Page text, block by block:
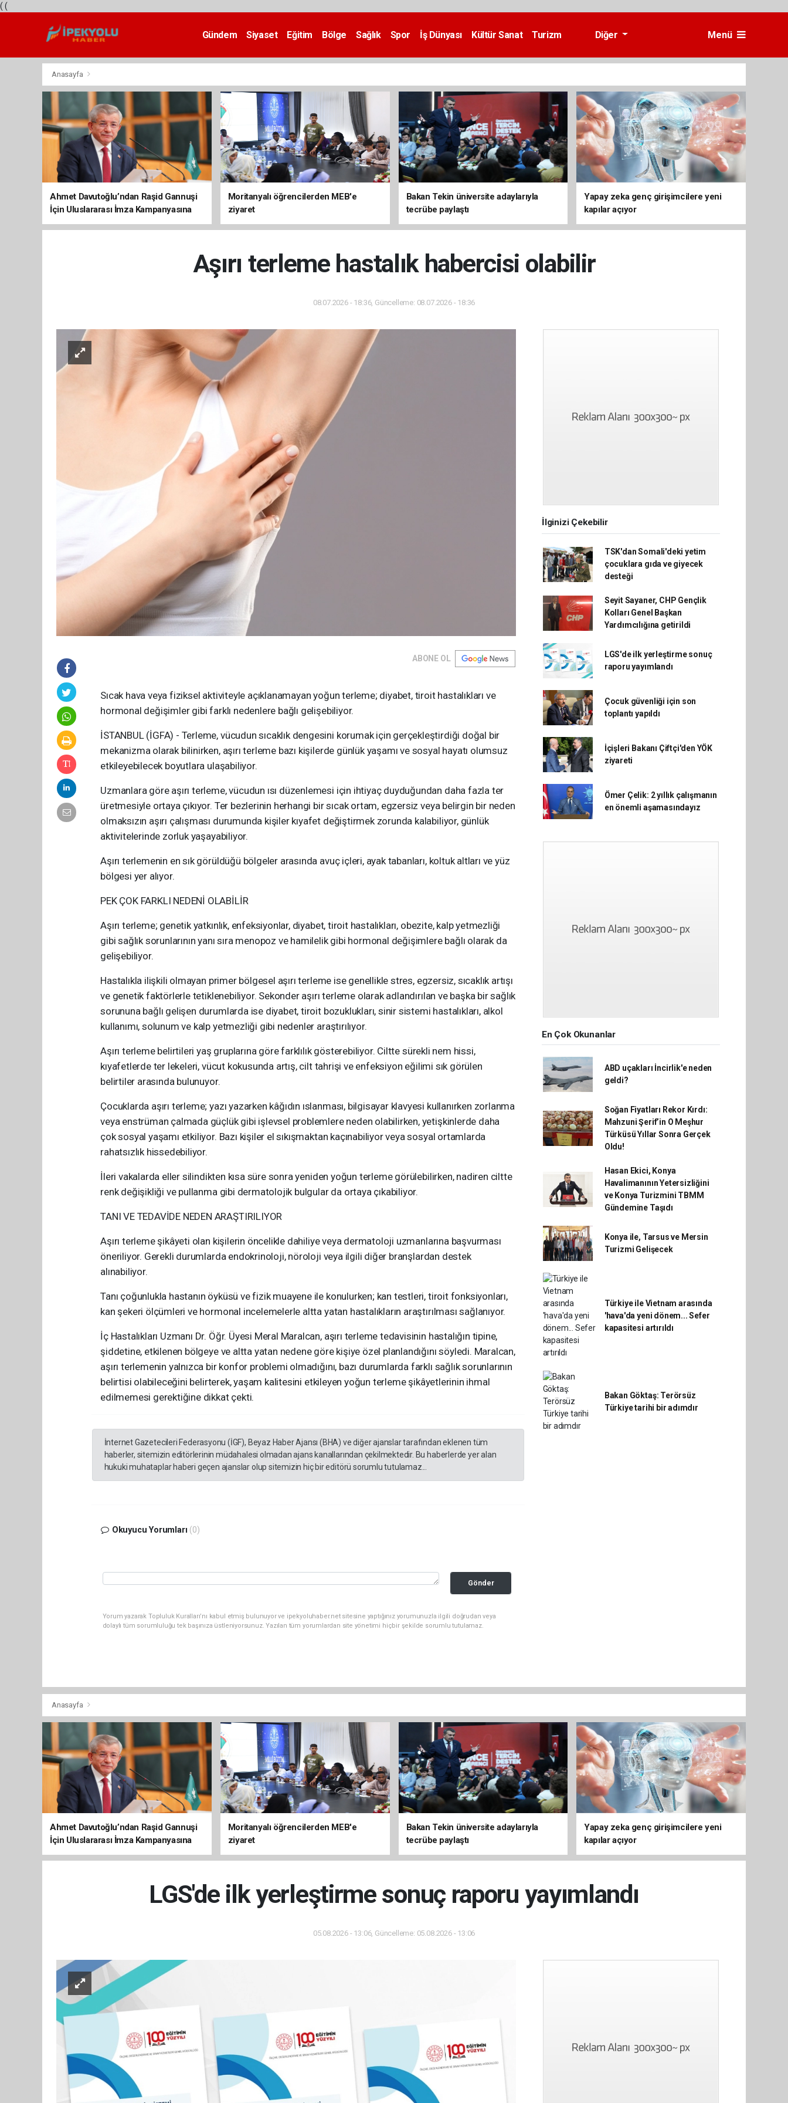
( (
Gündem Siyaset Eğitim Bölge Sağlık Spor İş Dünyası Kültür Sanat
Turizm
Diğer Menü
Anasayfa
Ahmet Davutoğlu’ndan Raşid Gannuşi
İçin Uluslararası İmza Kampanyasına
Destek
Moritanyalı öğrencilerden MEB'e
ziyaret
Bakan Tekin üniversite adaylarıyla
tecrübe paylaştı
Yapay zeka genç girişimcilere yeni
kapılar açıyor
Aşırı terleme hastalık habercisi olabilir
08.07.2026 - 18:36, Güncelleme: 08.07.2026 - 18:36
ABONE OL
Sıcak hava veya fiziksel aktiviteyle açıklanamayan yoğun terleme; diyabet, tiroit hastalıkları ve
hormonal değişimler gibi farklı nedenlere bağlı gelişebiliyor.
İSTANBUL (İGFA) - Terleme, vücudun sıcaklık dengesini korumak için gerçekleştirdiği doğal bir
mekanizma olarak bilinirken, aşırı terleme bazı kişilerde günlük yaşamı ve sosyal hayatı olumsuz
etkileyebilecek boyutlara ulaşabiliyor.
Uzmanlara göre aşırı terleme, vücudun ısı düzenlemesi için ihtiyaç duyduğundan daha fazla ter
üretmesiyle ortaya çıkıyor. Ter bezlerinin herhangi bir sıcak ortam, egzersiz veya belirgin bir neden
olmaksızın aşırı çalışması durumunda kişiler kıyafet değiştirmek zorunda kalabiliyor, günlük
aktivitelerinde zorluk yaşayabiliyor.
Aşırı terlemenin en sık görüldüğü bölgeler arasında avuç içleri, ayak tabanları, koltuk altları ve yüz
bölgesi yer alıyor.
PEK ÇOK FARKLI NEDENİ OLABİLİR
Aşırı terleme; genetik yatkınlık, enfeksiyonlar, diyabet, tiroit hastalıkları, obezite, kalp yetmezliği
gibi sağlık sorunlarının yanı sıra menopoz ve hamilelik gibi hormonal değişimlere bağlı olarak da
gelişebiliyor.
Hastalıkla ilişkili olmayan primer bölgesel aşırı terleme ise genellikle stres, egzersiz, sıcaklık artışı
ve genetik faktörlerle tetiklenebiliyor. Sekonder aşırı terleme olarak adlandırılan ve başka bir sağlık
sorununa bağlı gelişen durumlarda ise diyabet, tiroit bozuklukları, sinir sistemi hastalıkları, alkol
kullanımı, solunum ve kalp yetmezliği gibi nedenler araştırılıyor.
Aşırı terleme belirtileri yaş gruplarına göre farklılık gösterebiliyor. Ciltte sürekli nem hissi,
kıyafetlerde ter lekeleri, vücut kokusunda artış, cilt tahrişi ve enfeksiyon eğilimi sık görülen
belirtiler arasında bulunuyor.
Çocuklarda aşırı terleme; yazı yazarken kâğıdın ıslanması, bilgisayar klavyesi kullanırken zorlanma
veya enstrüman çalmada güçlük gibi işlevsel problemlere neden olabilirken, yetişkinlerde daha
çok sosyal yaşamı etkiliyor. Bazı kişiler el sıkışmaktan kaçınabiliyor veya sosyal ortamlarda
rahatsızlık hissedebiliyor.
İleri vakalarda eller silindikten kısa süre sonra yeniden yoğun terleme görülebilirken, nadiren ciltte
renk değişikliği ve pullanma gibi dermatolojik bulgular da ortaya çıkabiliyor.
TANI VE TEDAVİDE NEDEN ARAŞTIRILIYOR
Aşırı terleme şikâyeti olan kişilerin öncelikle dahiliye veya dermatoloji uzmanlarına başvurması
öneriliyor. Gerekli durumlarda endokrinoloji, nöroloji veya ilgili diğer branşlardan destek
alınabiliyor.
Tanı çoğunlukla hastanın öyküsü ve fizik muayene ile konulurken; kan testleri, tiroit fonksiyonları,
kan şekeri ölçümleri ve hormonal incelemelerle altta yatan hastalıkların araştırılması sağlanıyor.
İç Hastalıkları Uzmanı Dr. Öğr. Üyesi Meral Maralcan, aşırı terleme tedavisinin hastalığın tipine,
şiddetine, etkilenen bölgeye ve altta yatan nedene göre kişiye özel planlandığını söyledi. Maralcan,
aşırı terlemenin yalnızca bir konfor problemi olmadığını, bazı durumlarda farklı sağlık sorunlarının
belirtisi olabileceğini belirterek, yaşam kalitesini etkileyen yoğun terleme şikâyetlerinin ihmal
edilmemesi gerektiğine dikkat çekti.
İnternet Gazetecileri Federasyonu (İGF), Beyaz Haber Ajansı (BHA) ve diğer ajanslar tarafından eklenen tüm
haberler, sitemizin editörlerinin müdahalesi olmadan ajans kanallarından çekilmektedir. Bu haberlerde yer alan
hukuki muhataplar haberi geçen ajanslar olup sitemizin hiç bir editörü sorumlu tutulamaz...
Okuyucu Yorumları (0)
Gönder
Yorum yazarak Topluluk Kuralları’nı kabul etmiş bulunuyor ve ipekyoluhaber.net sitesine yaptığınız yorumunuzla ilgili doğrudan veya
dolaylı tüm sorumluluğu tek başınıza üstleniyorsunuz. Yazılan tüm yorumlardan site yönetimi hiçbir şekilde sorumlu tutulamaz.
İlginizi Çekebilir
TSK'dan Somali'deki yetim
çocuklara gıda ve giyecek
desteği
Seyit Sayaner, CHP Gençlik
Kolları Genel Başkan
Yardımcılığına getirildi
LGS'de ilk yerleştirme sonuç
raporu yayımlandı
Çocuk güvenliği için son
toplantı yapıldı
İçişleri Bakanı Çiftçi'den YÖK
ziyareti
Ömer Çelik: 2 yıllık çalışmanın
en önemli aşamasındayız
En Çok Okunanlar
ABD uçakları İncirlik'e neden
geldi?
Soğan Fiyatları Rekor Kırdı:
Mahzuni Şerif’in O Meşhur
Türküsü Yıllar Sonra Gerçek
Oldu!
Hasan Ekici, Konya
Havalimanının Yetersizliğini
ve Konya Turizmini TBMM
Gündemine Taşıdı
Konya ile, Tarsus ve Mersin
Turizmi Gelişecek
Türkiye ile Vietnam arasında
'hava'da yeni dönem... Sefer
kapasitesi artırıldı
Bakan Göktaş: Terörsüz
Türkiye tarihi bir adımdır
Anasayfa
Ahmet Davutoğlu’ndan Raşid Gannuşi
İçin Uluslararası İmza Kampanyasına
Destek
Moritanyalı öğrencilerden MEB'e
ziyaret
Bakan Tekin üniversite adaylarıyla
tecrübe paylaştı
Yapay zeka genç girişimcilere yeni
kapılar açıyor
LGS'de ilk yerleştirme sonuç raporu yayımlandı
05.08.2026 - 13:06, Güncelleme: 05.08.2026 - 13:06